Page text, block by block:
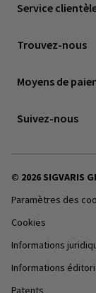
Service
Société
Trouvez-nous
Contactez-nous
Moyens de
Suivez-nous
© 2026 SIGVARIS
Paramètres des
Cookies
Informations
Informations
Patents